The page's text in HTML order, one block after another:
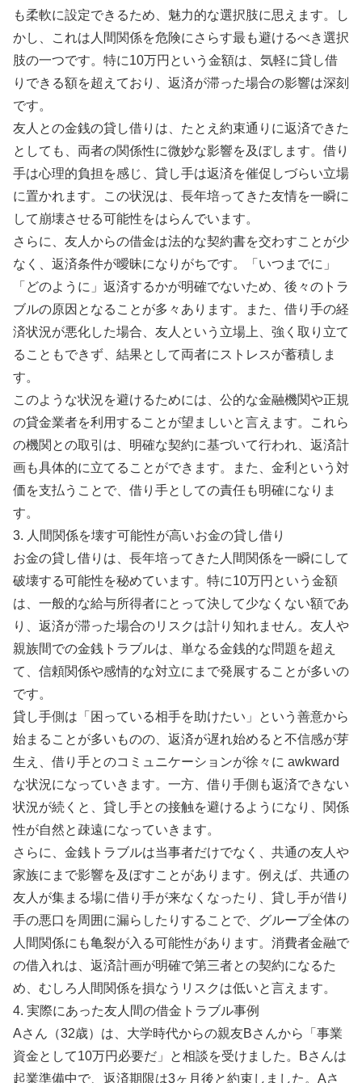
も柔軟に設定できるため、魅力的な選択肢に思えます。し
かし、これは人間関係を危険にさらす最も避けるべき選択
肢の一つです。特に10万円という金額は、気軽に貸し借
りできる額を超えており、返済が滞った場合の影響は深刻
です。
友人との金銭の貸し借りは、たとえ約束通りに返済できた
としても、両者の関係性に微妙な影響を及ぼします。借り
手は心理的負担を感じ、貸し手は返済を催促しづらい立場
に置かれます。この状況は、長年培ってきた友情を一瞬に
して崩壊させる可能性をはらんでいます。
さらに、友人からの借金は法的な契約書を交わすことが少
なく、返済条件が曖昧になりがちです。「いつまでに」
「どのように」返済するかが明確でないため、後々のトラ
ブルの原因となることが多々あります。また、借り手の経
済状況が悪化した場合、友人という立場上、強く取り立て
ることもできず、結果として両者にストレスが蓄積しま
す。
このような状況を避けるためには、公的な金融機関や正規
の貸金業者を利用することが望ましいと言えます。これら
の機関との取引は、明確な契約に基づいて行われ、返済計
画も具体的に立てることができます。また、金利という対
価を支払うことで、借り手としての責任も明確になりま
す。
3. 人間関係を壊す可能性が高いお金の貸し借り
お金の貸し借りは、長年培ってきた人間関係を一瞬にして
破壊する可能性を秘めています。特に10万円という金額
は、一般的な給与所得者にとって決して少なくない額であ
り、返済が滞った場合のリスクは計り知れません。友人や
親族間での金銭トラブルは、単なる金銭的な問題を超え
て、信頼関係や感情的な対立にまで発展することが多いの
です。
貸し手側は「困っている相手を助けたい」という善意から
始まることが多いものの、返済が遅れ始めると不信感が芽
生え、借り手とのコミュニケーションが徐々に awkward
な状況になっていきます。一方、借り手側も返済できない
状況が続くと、貸し手との接触を避けるようになり、関係
性が自然と疎遠になっていきます。
さらに、金銭トラブルは当事者だけでなく、共通の友人や
家族にまで影響を及ぼすことがあります。例えば、共通の
友人が集まる場に借り手が来なくなったり、貸し手が借り
手の悪口を周囲に漏らしたりすることで、グループ全体の
人間関係にも亀裂が入る可能性があります。消費者金融で
の借入れは、返済計画が明確で第三者との契約になるた
め、むしろ人間関係を損なうリスクは低いと言えます。
4. 実際にあった友人間の借金トラブル事例
Aさん（32歳）は、大学時代からの親友Bさんから「事業
資金として10万円必要だ」と相談を受けました。Bさんは
起業準備中で、返済期限は3ヶ月後と約束しました。Aさ